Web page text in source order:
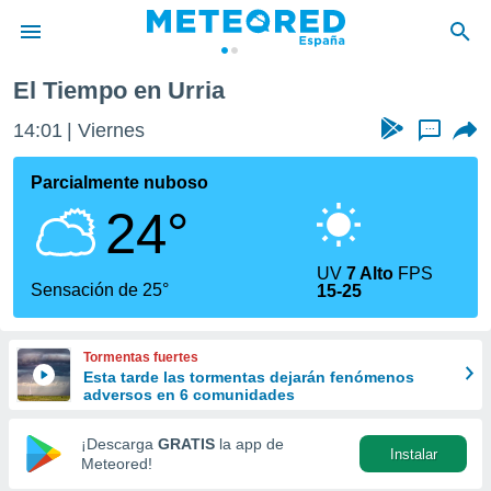
de
por
se
calidad.
a este
las
y
forma
digital
basada
El Tiempo en Urria
14:01 Viernes ...
Parcialmente nuboso
24°
Sensación de 25°
UV7 Alto FPS
15-25
Tormentas fuertes
Esta tarde las tormentas dejarán fenómenos
adversos en 6 comunidades
¡Descarga GRATIS la app de
Meteored!
Instalar